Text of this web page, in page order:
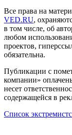
Все права на
VED.RU,
в том числе, об
любом
проектов,
обязательна.
Публикации с
компании»
несет
содержащейся в
Список